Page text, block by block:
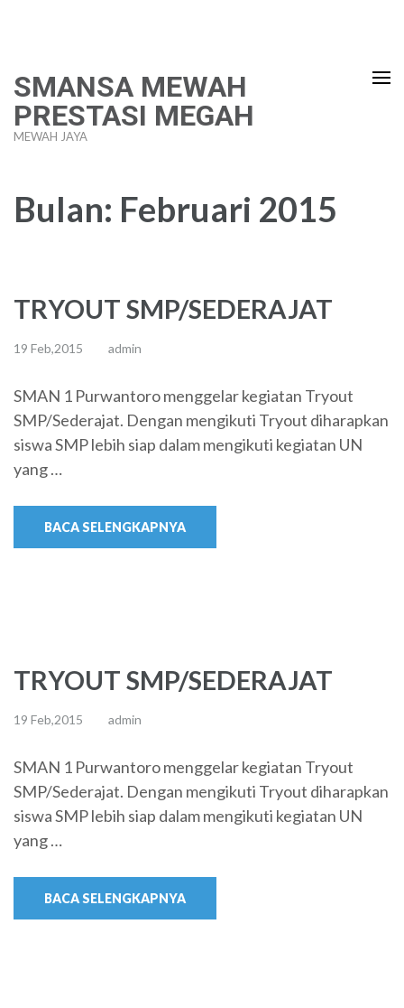
(Tekan
Enter)
SMANSA MEWAH
PRESTASI MEGAH
MEWAH JAYA
Bulan: Februari 2015
TRYOUT SMP/SEDERAJAT
19 Feb,2015 admin
SMAN 1 Purwantoro menggelar kegiatan Tryout
SMP/Sederajat. Dengan mengikuti Tryout diharapkan
siswa SMP lebih siap dalam mengikuti kegiatan UN
yang …
BACA SELENGKAPNYA
TRYOUT SMP/SEDERAJAT
19 Feb,2015 admin
SMAN 1 Purwantoro menggelar kegiatan Tryout
SMP/Sederajat. Dengan mengikuti Tryout diharapkan
siswa SMP lebih siap dalam mengikuti kegiatan UN
yang …
BACA SELENGKAPNYA